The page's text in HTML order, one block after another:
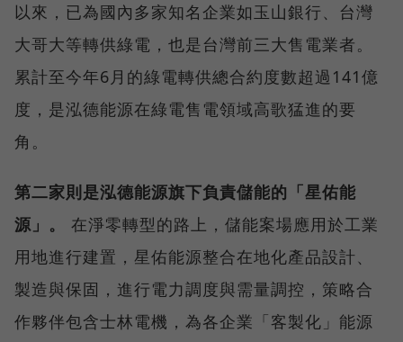
以來，已為國內多家知名企業如玉山銀行、台灣
大哥大等轉供綠電，也是台灣前三大售電業者。
累計至今年6月的綠電轉供總合約度數超過141億
度，是泓德能源在綠電售電領域高歌猛進的要
角。
第二家則是泓德能源旗下負責儲能的「星佑能
源」。
在淨零轉型的路上，儲能案場應用於工業
用地進行建置，星佑能源整合在地化產品設計、
製造與保固，進行電力調度與需量調控，策略合
作夥伴包含士林電機，為各企業「客製化」能源